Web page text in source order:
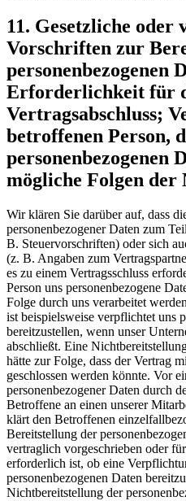
11. Gesetzliche oder
Vorschriften zur
personenbezogenen
Erforderlichkeit für
Vertragsabschluss;
betroffenen Person,
personenbezogenen
mögliche Folgen
Wir klären Sie darüber auf, dass
personenbezogener Daten zum
B. Steuervorschriften) oder sich
(z. B. Angaben zum
es zu einem Vertragsschluss
Person uns personenbezogene
Folge durch uns verarbeitet
ist beispielsweise verpflichtet uns
bereitzustellen, wenn unser
abschließt. Eine
hätte zur Folge, dass der Vertrag
geschlossen werden könnte. Vor
personenbezogener Daten durch
Betroffene an einen unserer
klärt den Betroffenen
Bereitstellung der
vertraglich vorgeschrieben oder
erforderlich ist, ob eine
personenbezogenen Daten
Nichtbereitstellung der